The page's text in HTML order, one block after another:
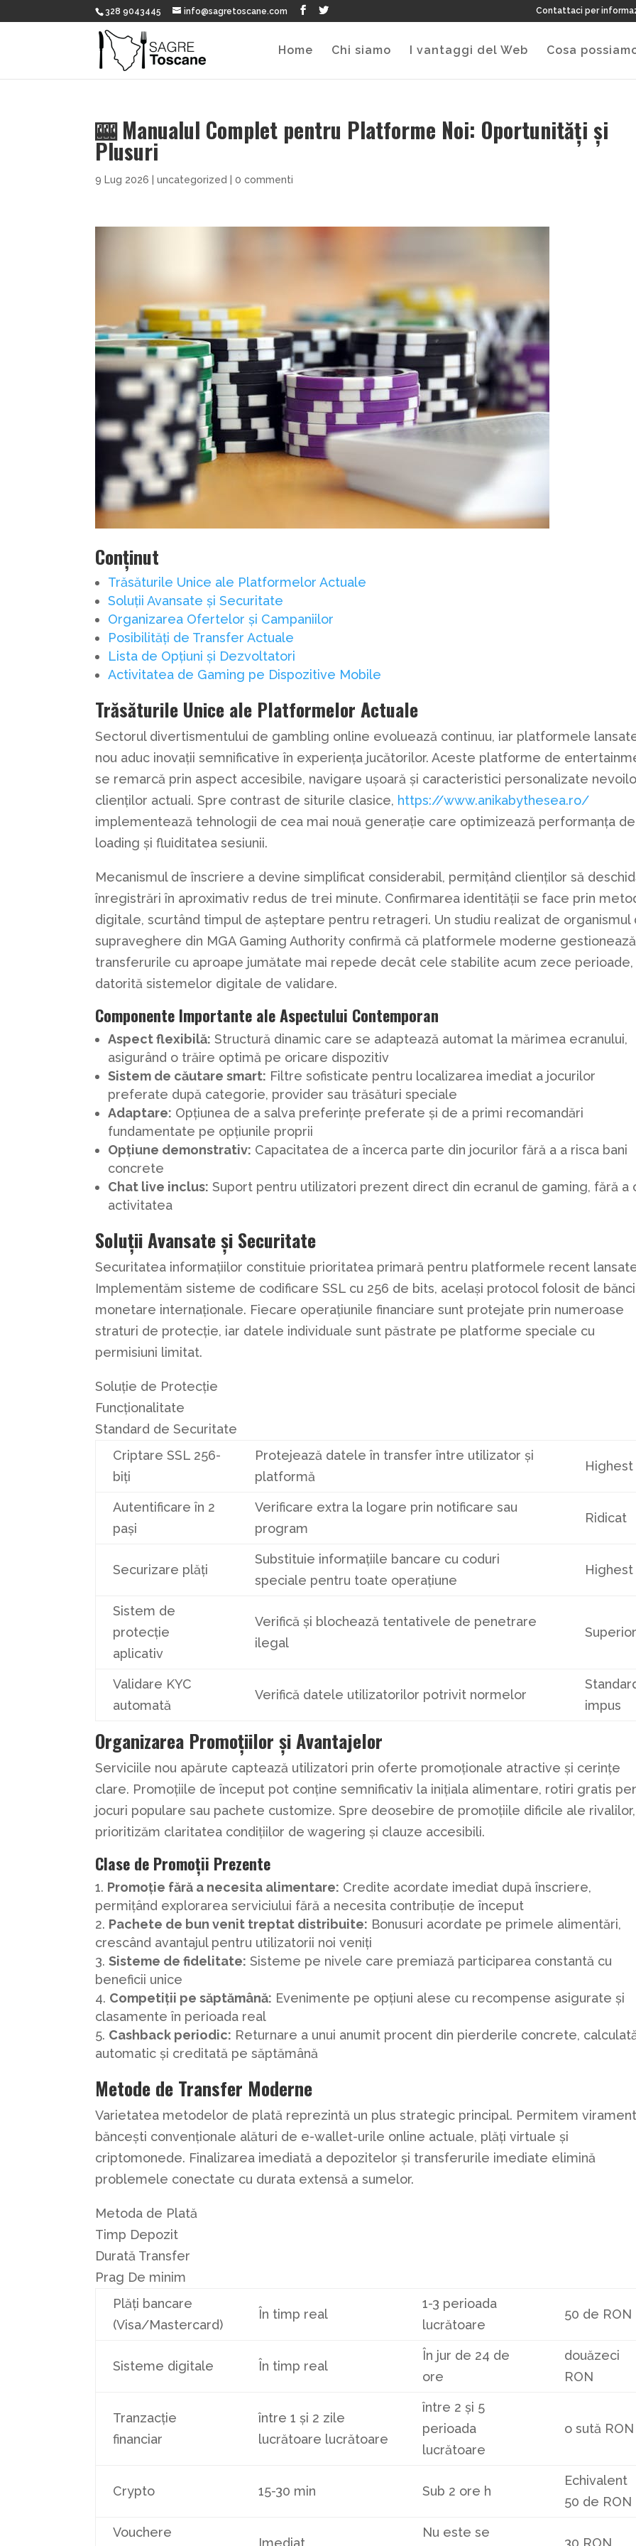
328 9043445 info@sagretoscane.com Contattaci per
Home Chi siamo I vantaggi del Web Cosa
🎰 Manualul Complet pentru Platforme Noi: Oportunități și
Plusuri
9 Lug 2026 |uncategorized |0 commenti
Conținut
Trăsăturile Unice ale Platformelor Actuale
Soluții Avansate și Securitate
Organizarea Ofertelor și Campaniilor
Posibilități de Transfer Actuale
Lista de Opțiuni și Dezvoltatori
Activitatea de Gaming pe Dispozitive Mobile
Trăsăturile Unice ale Platformelor Actuale
Sectorul divertismentului de gambling online evoluează continuu, iar platformele
nou aduc inovații semnificative în experiența jucătorilor. Aceste platforme de
se remarcă prin aspect accesibile, navigare ușoară și caracteristici personalizate
clienților actuali. Spre contrast de siturile clasice, https://www.anikabythesea.ro/
implementează tehnologii de cea mai nouă generație care optimizează performanța de
loading și fluiditatea sesiunii.
Mecanismul de înscriere a devine simplificat considerabil, permițând clienților să
înregistrări în aproximativ redus de trei minute. Confirmarea identității se face prin
digitale, scurtând timpul de așteptare pentru retrageri. Un studiu realizat de organismul
supraveghere din MGA Gaming Authority confirmă că platformele moderne gestionează
transferurile cu aproape jumătate mai repede decât cele stabilite acum zece perioade,
datorită sistemelor digitale de validare.
Componente Importante ale Aspectului Contemporan
Aspect flexibilă: Structură dinamic care se adaptează automat la mărimea ecranului,
asigurând o trăire optimă pe oricare dispozitiv
Sistem de căutare smart: Filtre sofisticate pentru localizarea imediat a jocurilor
preferate după categorie, provider sau trăsături speciale
Adaptare: Opțiunea de a salva preferințe preferate și de a primi recomandări
fundamentate pe opțiunile proprii
Opțiune demonstrativ: Capacitatea de a încerca parte din jocurilor fără a a risca bani
concrete
Chat live inclus: Suport pentru utilizatori prezent direct din ecranul de gaming, fără a
activitatea
Soluții Avansate și Securitate
Securitatea informațiilor constituie prioritatea primară pentru platformele recent
Implementăm sisteme de codificare SSL cu 256 de bits, același protocol folosit de
monetare internaționale. Fiecare operațiunile financiare sunt protejate prin numeroase
straturi de protecție, iar datele individuale sunt păstrate pe platforme speciale cu
permisiuni limitat.
Soluție de Protecție
Funcționalitate
Standard de Securitate
Criptare SSL 256-
biți
Protejează datele în transfer între utilizator și
platformă
Highest
Autentificare în 2
pași
Verificare extra la logare prin notificare sau
program
Ridicat
Securizare plăți
Substituie informațiile bancare cu coduri
speciale pentru toate operațiune
Highest
Sistem de
protecție
aplicativ
Verifică și blochează tentativele de penetrare
ilegal
Validare KYC
automată
Verifică datele utilizatorilor potrivit normelor
impus
Organizarea Promoțiilor și Avantajelor
Serviciile nou apărute captează utilizatori prin oferte promoționale atractive și cerințe
clare. Promoțiile de început pot conține semnificativ la inițiala alimentare, rotiri gratis
jocuri populare sau pachete customize. Spre deosebire de promoțiile dificile ale rivalilor,
prioritizăm claritatea condițiilor de wagering și clauze accesibili.
Clase de Promoții Prezente
Promoție fără a necesita alimentare: Credite acordate imediat după înscriere,
permițând explorarea serviciului fără a necesita contribuție de început
Pachete de bun venit treptat distribuite: Bonusuri acordate pe primele alimentări,
crescând avantajul pentru utilizatorii noi veniți
Sisteme de fidelitate: Sisteme pe nivele care premiază participarea constantă cu
beneficii unice
Competiții pe săptămână: Evenimente pe opțiuni alese cu recompense asigurate și
clasamente în perioada real
Cashback periodic: Returnare a unui anumit procent din pierderile concrete,
automatic și creditată pe săptămână
Metode de Transfer Moderne
Varietatea metodelor de plată reprezintă un plus strategic principal. Permitem
băncești convenționale alături de e-wallet-urile online actuale, plăți virtuale și
criptomonede. Finalizarea imediată a depozitelor și transferurile imediate elimină
problemele conectate cu durata extensă a sumelor.
Metoda de Plată
Timp Depozit
Durată Transfer
Prag De minim
Plăți bancare
(Visa/Mastercard)
În timp real
1-3 perioada
lucrătoare
50 de RON
Sisteme digitale În timp real
În jur de 24 de
ore
douăzeci
RON
Tranzacție
financiar
între 1 și 2 zile
lucrătoare lucrătoare
între 2 și 5
perioada
lucrătoare
o sută RON
Crypto 15-30 min Sub 2 ore h
Echivalent
50 de RON
Vouchere
Imediat
Nu este se
30 RON